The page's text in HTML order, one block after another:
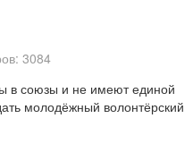
3084
в союзы и не имеют единой
молодёжный волонтёрский